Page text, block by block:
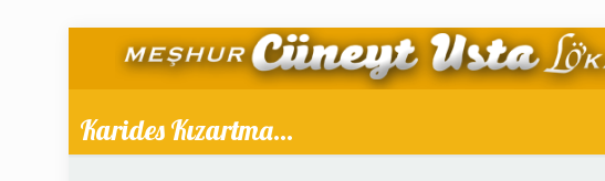
Karides Kızartma…